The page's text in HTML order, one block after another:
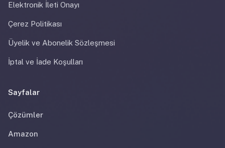
Elektronik İleti Onayı
Çerez Politikası
Üyelik ve Abonelik Sözleşmesi
İptal ve İade Koşulları
Sayfalar
Çözümler
Amazon